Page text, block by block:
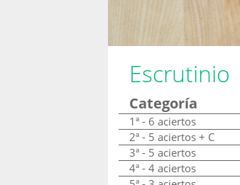
Escrutinio
Categoría
1ª - 6 aciertos
2ª - 5 aciertos + C
3ª - 5 aciertos
4ª - 4 aciertos